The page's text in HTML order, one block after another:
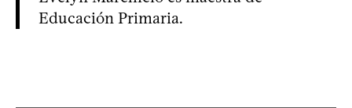
Educación Primaria.